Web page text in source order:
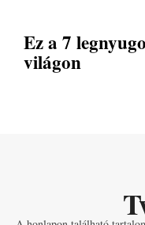
Ez a 7
világon